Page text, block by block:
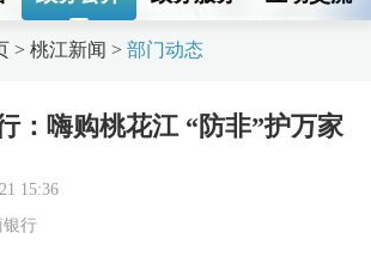
> 桃江新闻 > 部门动态
：嗨购桃花江 “防非”护万家
15:36
银行